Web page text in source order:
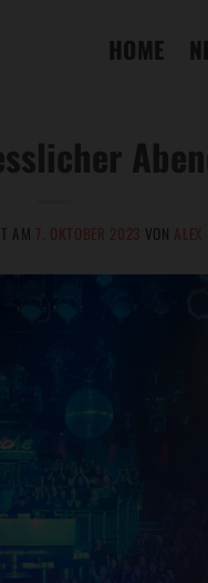
HOME
AM 7. OKTOBER 2023 VON ALEX